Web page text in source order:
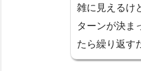
雑に見えるけ
ターンが決ま
たら繰り返す